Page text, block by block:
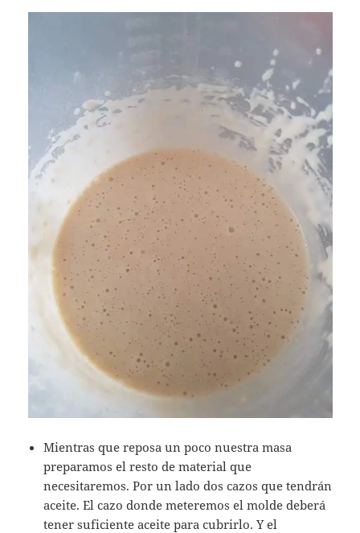
Mientras que reposa un poco nuestra masa
preparamos el resto de material que
necesitaremos. Por un lado dos cazos que tendrán
aceite. El cazo donde meteremos el molde deberá
tener suficiente aceite para cubrirlo. Y el